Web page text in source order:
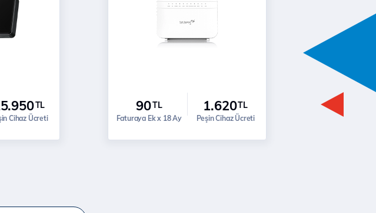
TL
Cihaz Ücreti
90TL
Faturaya Ek x 18 Ay
1.620TL
Peşin Cihaz Ücreti